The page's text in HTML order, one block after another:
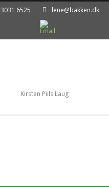
3031 6525 lene@bakken.dk
Kirsten Piils Laug